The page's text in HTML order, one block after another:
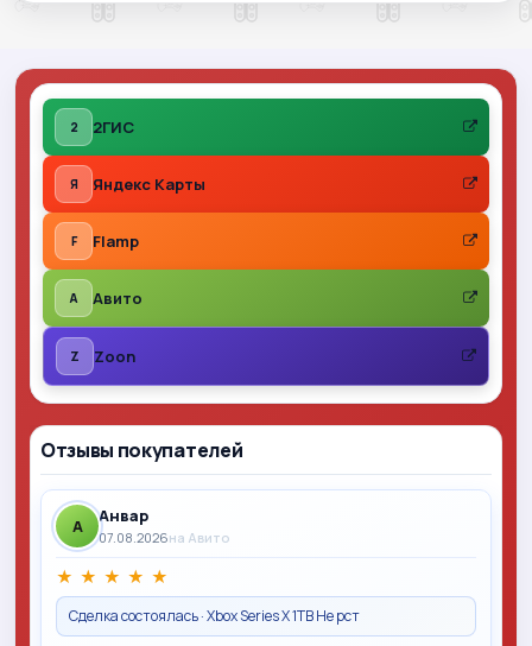
Отзывы покупателей
A Анвар
07.08.2026на Авито
★ ★ ★ ★ ★
Сделка состоялась · Xbox Series X 1TB Не рст
2 2ГИС
Я Яндекс Карты
F Flamp
A Авито
Z Zoon